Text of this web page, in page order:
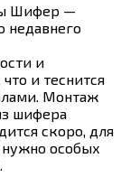
Шифер —
недавнего
и
и теснится
Монтаж
шифера
скоро, для
нужно особых